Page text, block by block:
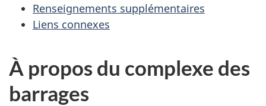
Renseignements supplémentaires
Liens connexes
À propos du complexe des
barrages